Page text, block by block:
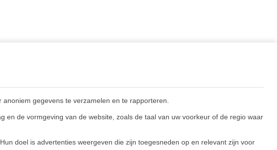
gegevens te verzamelen en te rapporteren.
de vormgeving van de website, zoals de taal van uw voorkeur of de regio waar
doel is advertenties weergeven die zijn toegesneden op en relevant zijn voor
vragen